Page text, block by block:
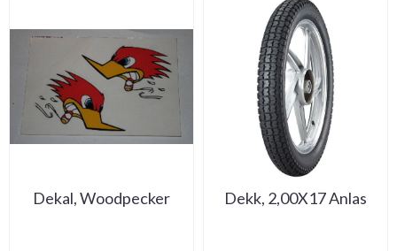
Dekal, Woodpecker Dekk, 2,00X17 Anlas